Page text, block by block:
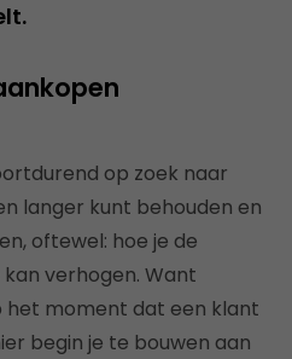
op zoek naar
langer kunt behouden en
oftewel: hoe je de
verhogen. Want
moment dat een klant
begin je te bouwen aan